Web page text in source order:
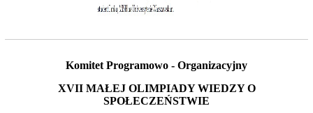
Komitet Programowo - Organizacyjny
XVII MAŁEJ OLIMPIADY WIEDZY O
SPOŁECZEŃSTWIE